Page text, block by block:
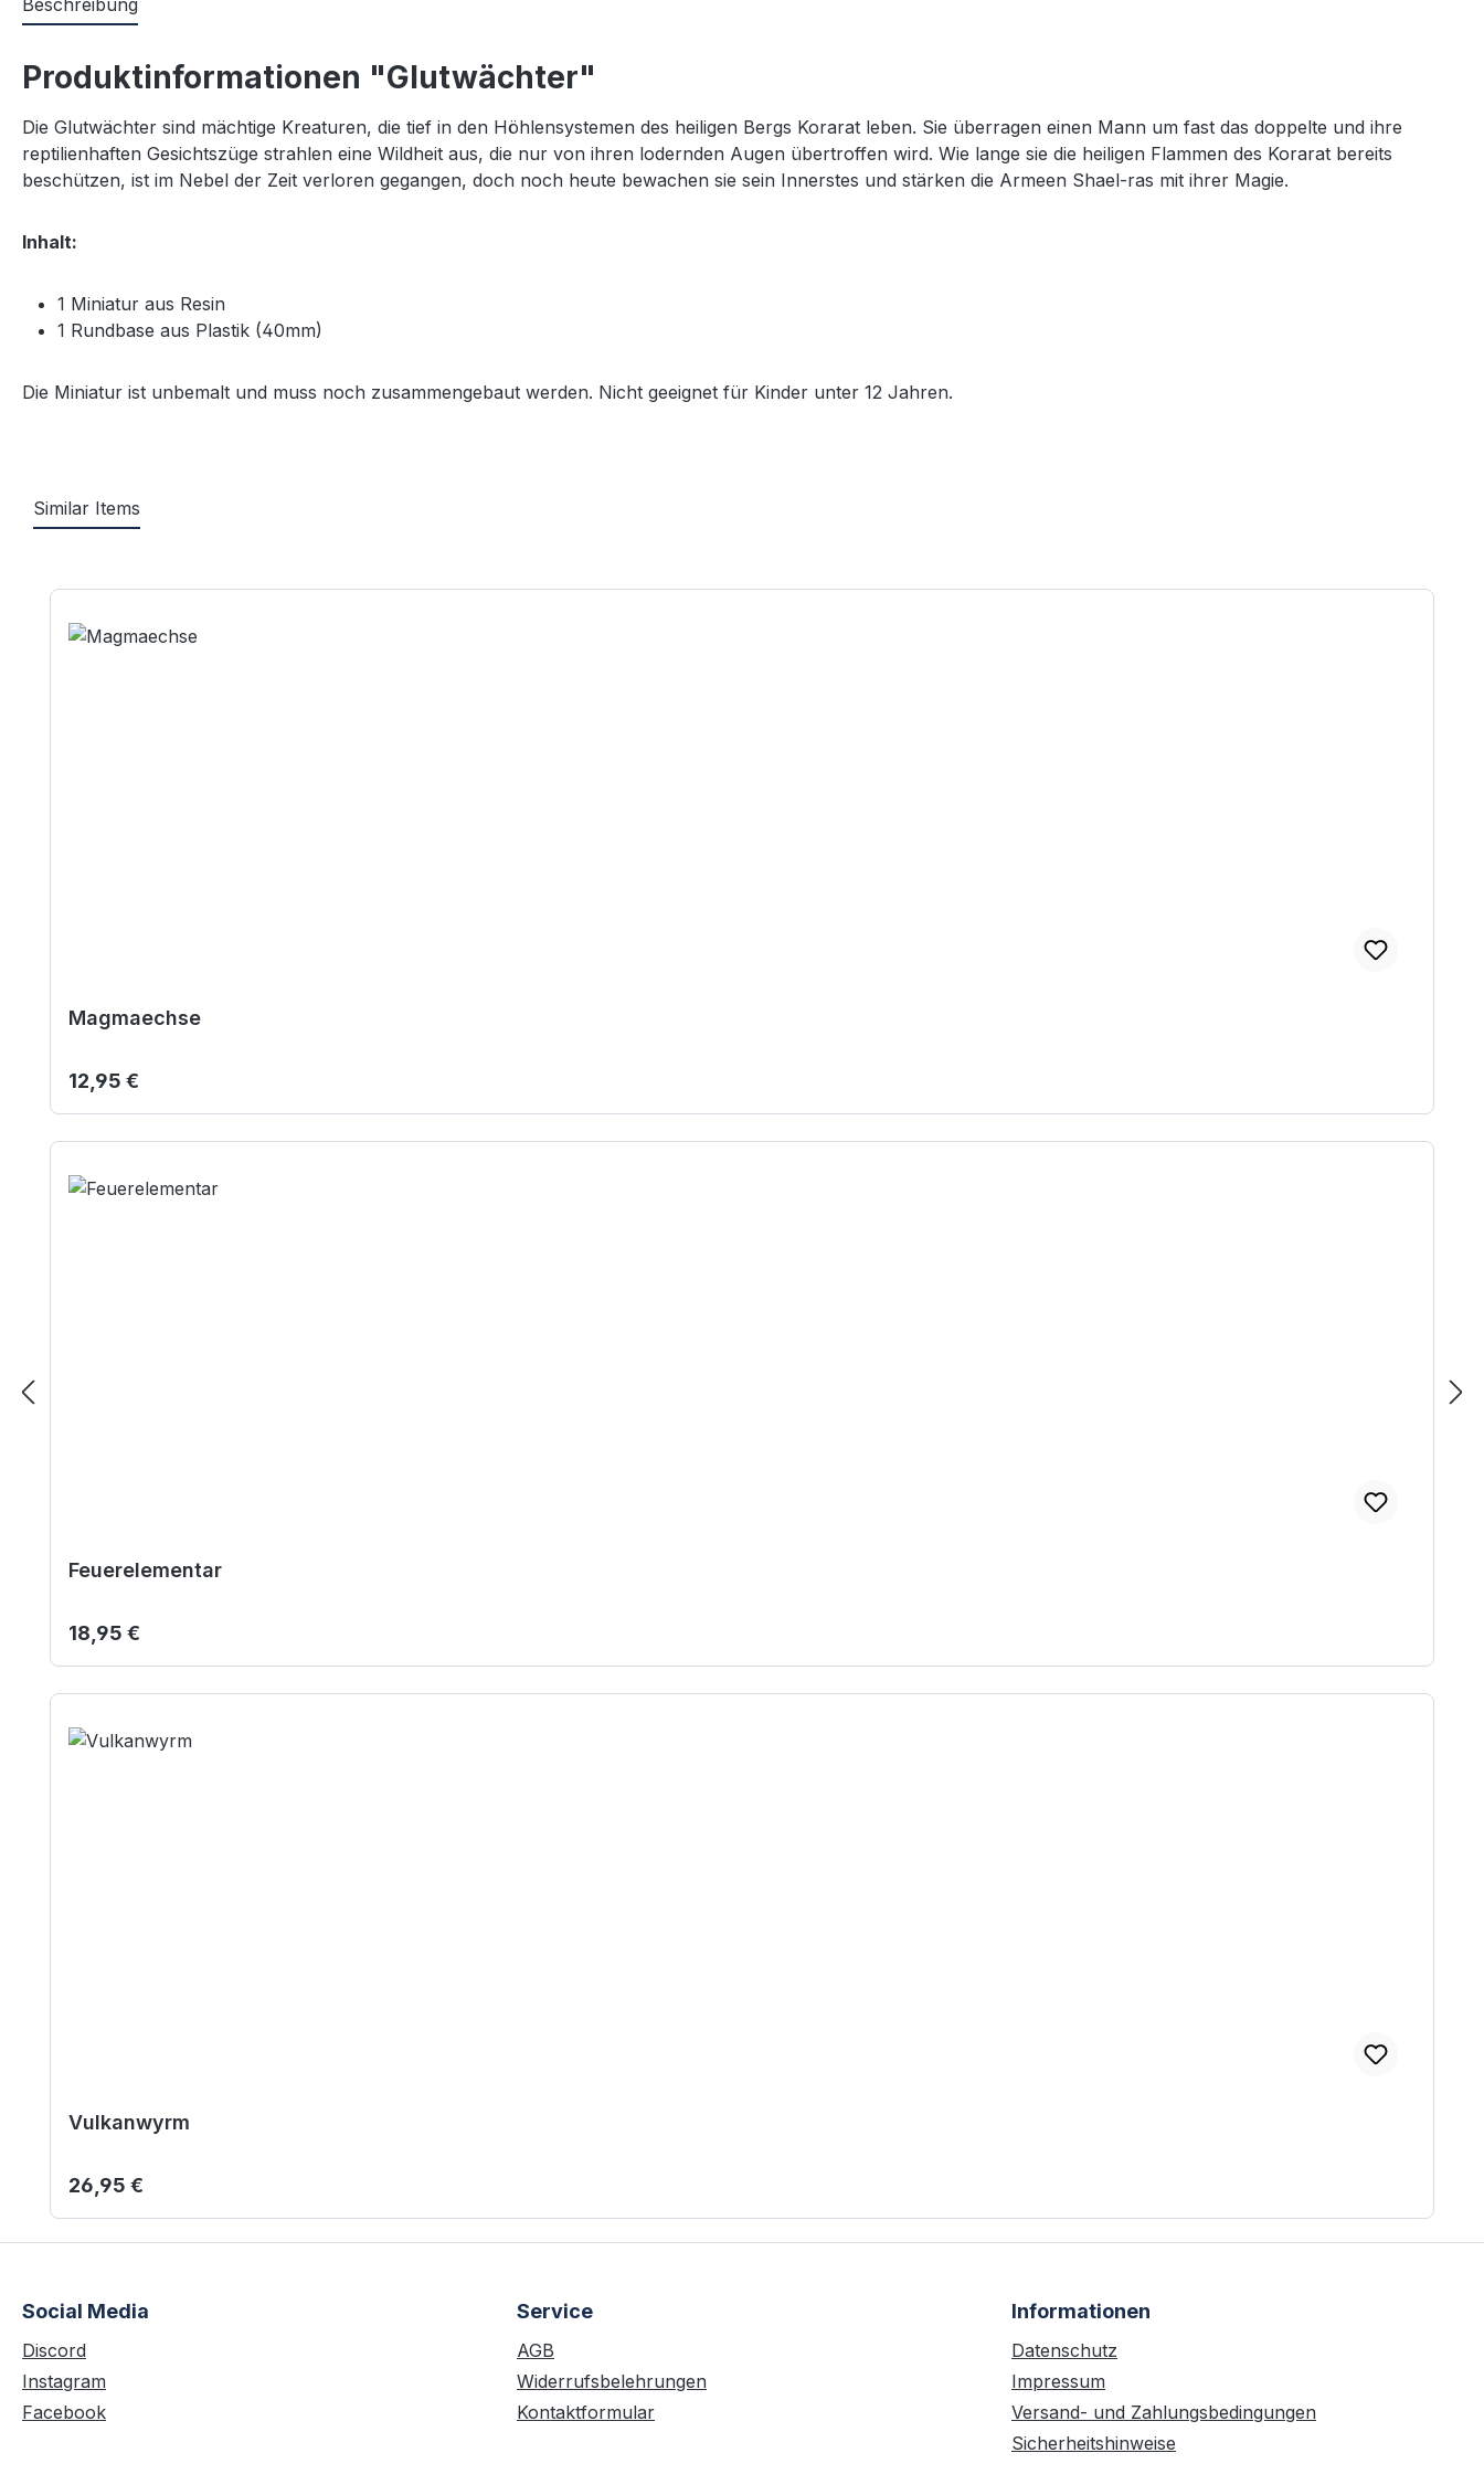
Beschreibung
Produktinformationen "Glutwächter"
Die Glutwächter sind mächtige Kreaturen, die tief in den Höhlensystemen des heiligen Bergs Korarat leben. Sie überragen einen Mann um fast das doppelte und ihre
reptilienhaften Gesichtszüge strahlen eine Wildheit aus, die nur von ihren lodernden Augen übertroffen wird. Wie lange sie die heiligen Flammen des Korarat bereits
beschützen, ist im Nebel der Zeit verloren gegangen, doch noch heute bewachen sie sein Innerstes und stärken die Armeen Shael-ras mit ihrer Magie.
Inhalt:
1 Miniatur aus Resin
1 Rundbase aus Plastik (40mm)
Die Miniatur ist unbemalt und muss noch zusammengebaut werden. Nicht geeignet für Kinder unter 12 Jahren.
Similar Items
Magmaechse
Regulärer Preis:
12,95 €
Feuerelementar
Regulärer Preis:
18,95 €
Vulkanwyrm
Regulärer Preis:
26,95 €
Social Media
Discord
Instagram
Facebook
Service
AGB
Widerrufsbelehrungen
Kontaktformular
Informationen
Datenschutz
Impressum
Versand- und Zahlungsbedingungen
Sicherheitshinweise